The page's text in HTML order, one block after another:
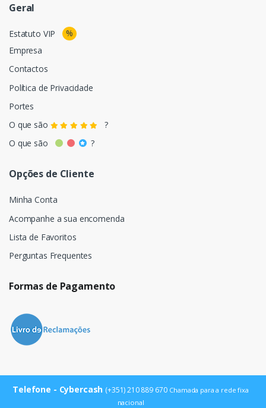
Geral
Estatuto VIP
%
Empresa
Contactos
Política de Privacidade
Portes
O que são
?
O que são
?
Opções de Cliente
Minha Conta
Acompanhe a sua encomenda
Lista de Favoritos
Perguntas Frequentes
Formas de Pagamento
Telefone - Cybercash (+351) 210 889 670 Chamada para a rede fixa
nacional